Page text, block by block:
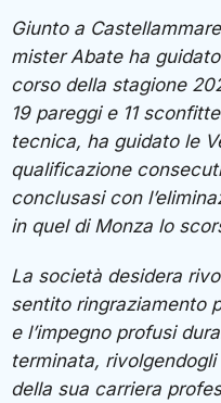
Giunto a
mister Abate ha
corso della stagione
19 pareggi e 11
tecnica, ha guidato le
qualificazione
conclusasi con
in quel di Monza lo
La società desidera
sentito ringraziamento
e l’impegno profusi
terminata,
della sua carriera